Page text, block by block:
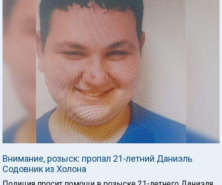
Внимание, розыск: пропал 21-летний Даниэль
Содовник из Холона